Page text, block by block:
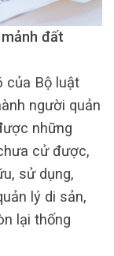
đất
của Bộ luật
người quản
những
cử được,
sử dụng,
lý di sản,
lại thống